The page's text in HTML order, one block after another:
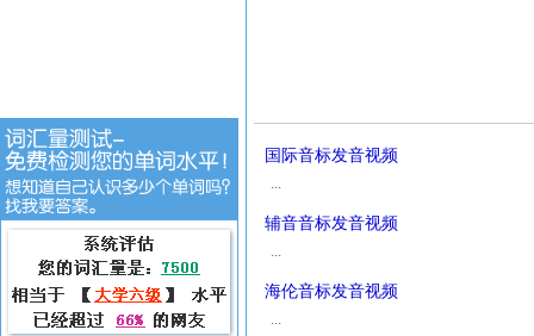
国际音标发音视频
...
辅音音标发音视频
...
海伦音标发音视频
...